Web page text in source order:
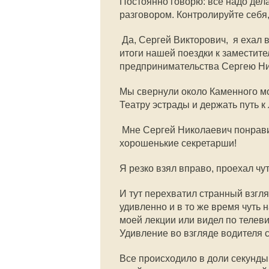
разговором. Контролируйте
 Да, Сергей Викторович,  я
итоги нашей поездки к
предпринимательства Сергею
Мы свернули около Каменного
Театру эстрады и держать путь
 Мне Сергей Николаевич
хорошенькие секретарши!
Я резко взял вправо, проехал
И тут перехватил странный
удивленно и в то же время чуть
моей лекции или видел по
Удивление во взгляде водителя
Все происходило в доли